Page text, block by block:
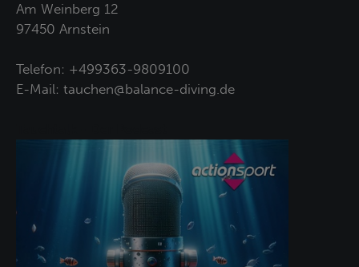
Am Weinberg 12
97450 Arnstein
Telefon: +499363-9809100
E-Mail: tauchen@balance-diving.de